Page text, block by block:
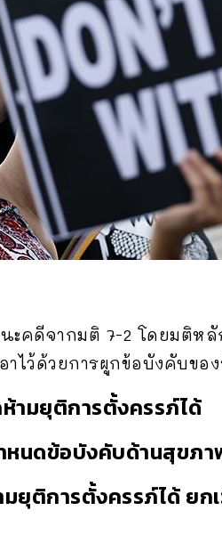
ะคดีจากมติ 7-2 โดยมติห
ไว้ด้วยการผูกข้อบังคับขอ
ามยุติการตั้งครรภ์ได้
หนดข้อบังคับด้านสุขภ
มยุติการตั้งครรภ์ได้ ย